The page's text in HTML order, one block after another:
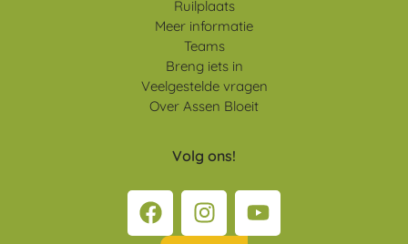
Ruilplaats
Meer informatie
Teams
Breng iets in
Veelgestelde vragen
Over Assen Bloeit
Volg ons!